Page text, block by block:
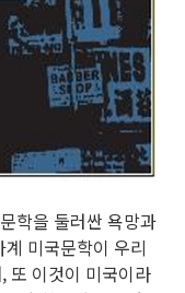
학을 둘러싼 욕망과
미국문학이 우리
또 이것이 미국이라